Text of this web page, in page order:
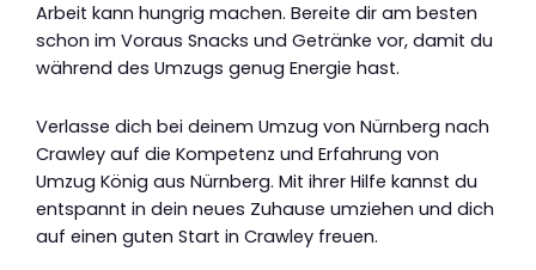
Arbeit kann hungrig machen. Bereite dir am besten
schon im Voraus Snacks und Getränke vor, damit du
während des Umzugs genug Energie hast.
Verlasse dich bei deinem Umzug von Nürnberg nach
Crawley auf die Kompetenz und Erfahrung von
Umzug König aus Nürnberg. Mit ihrer Hilfe kannst du
entspannt in dein neues Zuhause umziehen und dich
auf einen guten Start in Crawley freuen.